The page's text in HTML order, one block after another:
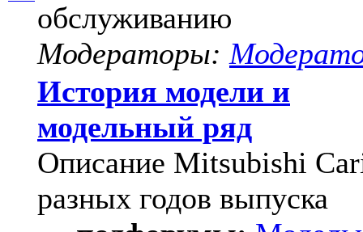
обслуживанию
Модераторы:
История модели и
модельный ряд
Описание Mitsubishi
разных годов выпуска